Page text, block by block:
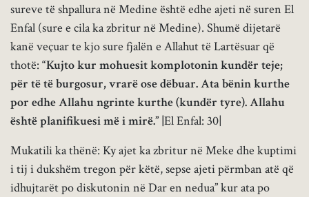
sureve të shpallura në Medine është edhe ajeti në suren El
Enfal (sure e cila ka zbritur në Medine). Shumë dijetarë
kanë veçuar te kjo sure fjalën e Allahut të Lartësuar që
thotë: “Kujto kur mohuesit komplotonin kundër teje;
për të të burgosur, vrarë ose dëbuar. Ata bënin kurthe
por edhe Allahu ngrinte kurthe (kundër tyre). Allahu
është planifikuesi më i mirë.” |El Enfal: 30|
Mukatili ka thënë: Ky ajet ka zbritur në Meke dhe kuptimi
i tij i dukshëm tregon për këtë, sepse ajeti përmban atë që
idhujtarët po diskutonin në Dar en nedua” kur ata po